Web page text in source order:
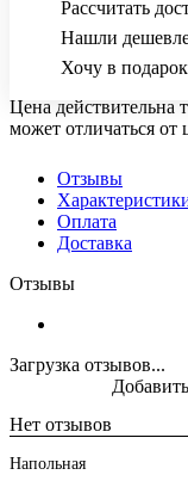
Рассчитать
Нашли
Хочу в подарок
Цена действительна
может отличаться от
Отзывы
Оплата
Доставка
Отзывы
Загрузка отзывов...
Нет отзывов
Напольная